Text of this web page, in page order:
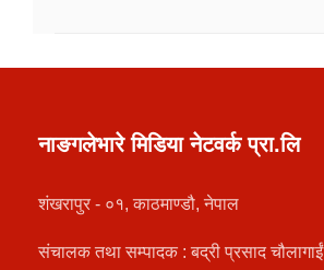
नाङगलेभारे मिडिया नेटवर्क प्रा.लि
शंखरापुर - ०१, काठमाण्डौ, नेपाल
संचालक तथा सम्पादक : बद्री प्रसाद चौलागाईं